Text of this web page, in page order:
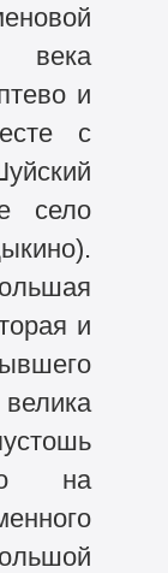
века
и
с
село
и
на